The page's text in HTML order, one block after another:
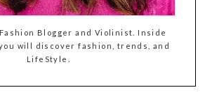
Blogger and Violinist. Inside
will discover fashion, trends, and
LifeStyle.